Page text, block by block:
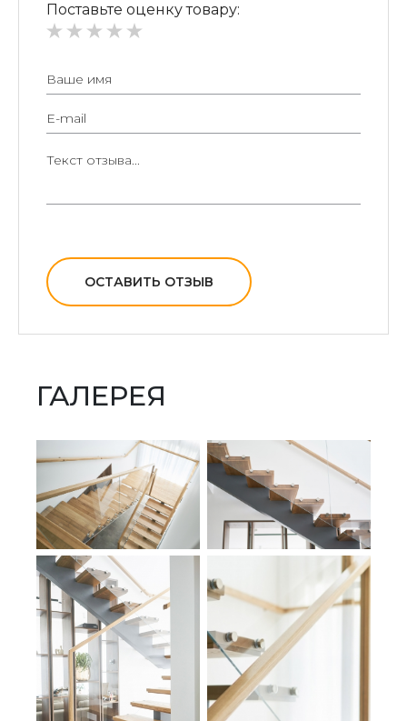
Поставьте оценку товару:
ОСТАВИТЬ ОТЗЫВ
ГАЛЕРЕЯ